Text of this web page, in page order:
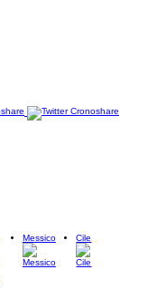
Messico Cile